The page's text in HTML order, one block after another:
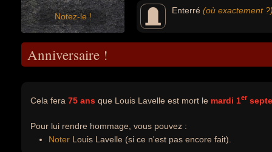
Notez-le !
Enterré (où exactement ?)
Anniversaire !
Cela fera 75 ans que Louis Lavelle est mort le mardi 1er
Pour lui rendre hommage, vous pouvez :
Noter Louis Lavelle (si ce n'est pas encore fait).